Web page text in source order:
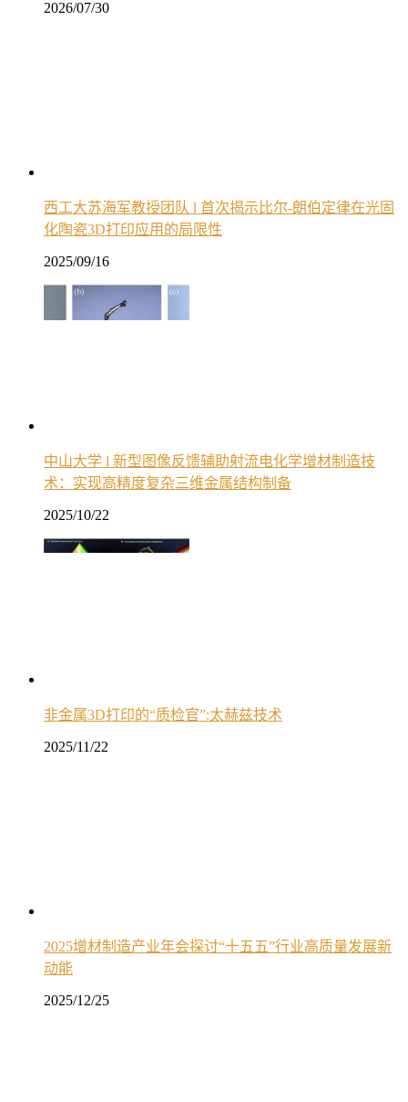
2026/07/30
西工大苏海军教授团队 l 首次揭示比尔-朗伯定律在光固
化陶瓷3D打印应用的局限性
2025/09/16
中山大学 l 新型图像反馈辅助射流电化学增材制造技
术：实现高精度复杂三维金属结构制备
2025/10/22
非金属3D打印的“质检官”:太赫兹技术
2025/11/22
2025增材制造产业年会探讨“十五五”行业高质量发展新
动能
2025/12/25